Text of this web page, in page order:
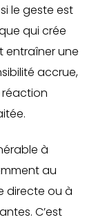
le geste est
qui crée
entraîner une
accrue,
à
au
directe ou à
C’est